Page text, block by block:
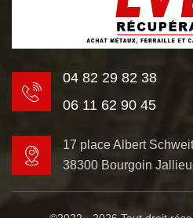
04 82 29 82 38
06 11 62 90 45
17 place Albert
38300 Bourgoin Jallieu